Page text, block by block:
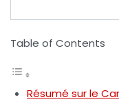
Table of Contents
Résumé sur le